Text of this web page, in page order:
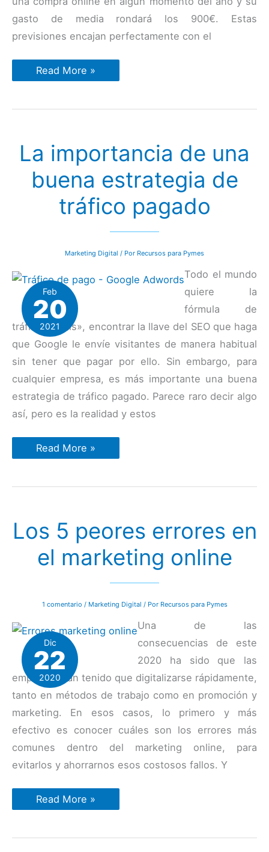
gasto de media rondará los 900€. Estas
previsiones encajan perfectamente con el
El
eCommerce
como
compra
Read More »
La importancia de una
buena estrategia de
tráfico pagado
Marketing Digital / Por Recursos para Pymes
Feb
20
2021
Todo el mundo
quiere la
fórmula de
tráfico «gratis», encontrar la llave del SEO que haga
que Google le envíe visitantes de manera habitual
sin tener que pagar por ello. Sin embargo, para
cualquier empresa, es más importante una buena
estrategia de tráfico pagado. Parece raro decir algo
así, pero es la realidad y estos
La
importancia
buena
pagado
Read More »
Los 5 peores errores en
el marketing online
1 comentario / Marketing Digital / Por Recursos para Pymes
Dic
22
2020
Una de las
consecuencias de este
2020 ha sido que las
empresas han tenido que digitalizarse rápidamente,
tanto en métodos de trabajo como en promoción y
marketing. En esos casos, lo primero y más
efectivo es conocer cuáles son los errores más
comunes dentro del marketing online, para
evitarlos y ahorrarnos esos costosos fallos. Y
Los
5
en
Read More »